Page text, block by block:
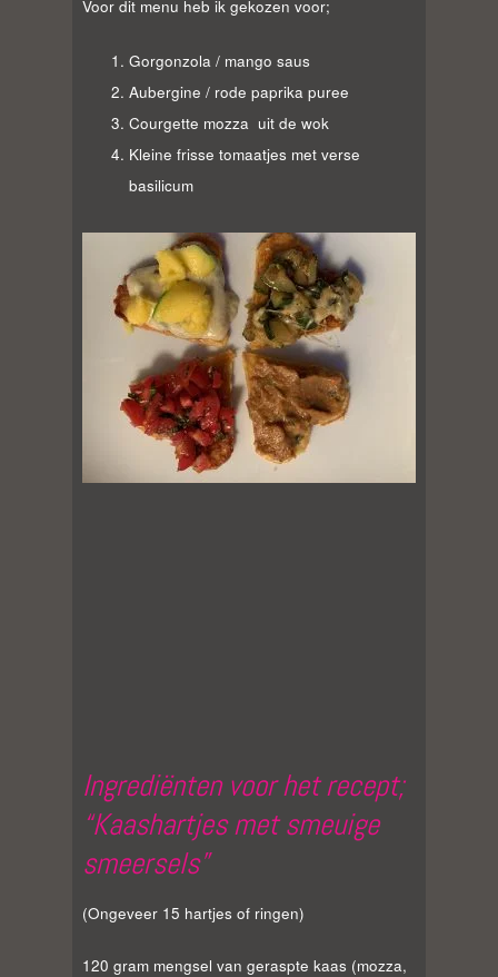
Voor dit menu heb ik gekozen voor;
Gorgonzola / mango saus
Aubergine / rode paprika puree
Courgette mozza uit de wok
Kleine frisse tomaatjes met verse
basilicum
Ingrediënten voor het recept;
“Kaashartjes met smeuige
smeersels”
(Ongeveer 15 hartjes of ringen)
120 gram mengsel van geraspte kaas (mozza,